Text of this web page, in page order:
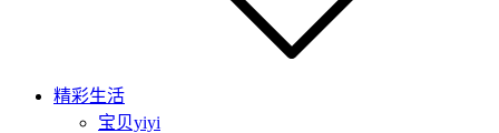
精彩生活
宝贝yiyi